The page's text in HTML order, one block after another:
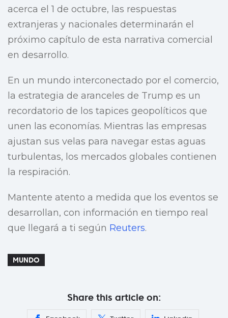
acerca el 1 de octubre, las respuestas
extranjeras y nacionales determinarán el
próximo capítulo de esta narrativa comercial
en desarrollo.
En un mundo interconectado por el comercio,
la estrategia de aranceles de Trump es un
recordatorio de los tapices geopolíticos que
unen las economías. Mientras las empresas
ajustan sus velas para navegar estas aguas
turbulentas, los mercados globales contienen
la respiración.
Mantente atento a medida que los eventos se
desarrollan, con información en tiempo real
que llegará a ti según Reuters.
MUNDO
Share this article on: